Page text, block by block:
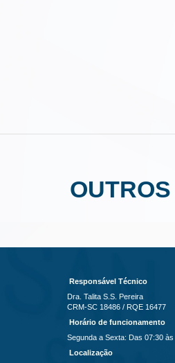
Responsável Técnico
Dra. Talita S.S. Pereira
CRM-SC 18486 / RQE 16477
Horário de funcionamento
Segunda a Sexta: Das 07:30 às
Localização